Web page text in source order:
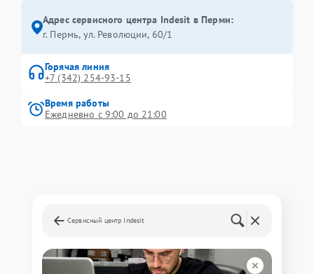
Адрес сервисного центра Indesit в Перми:
г. Пермь, ул. ​Революции, 60/1
Горячая линия
+7 (342) 254-93-15
Время работы
Ежедневно с 9:00 до 21:00
Сервисный центр Indesit